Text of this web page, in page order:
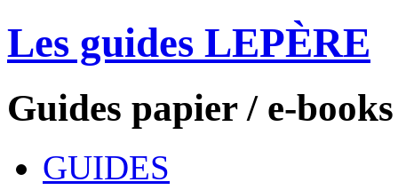
Les guides LEPÈRE
Guides papier / e-
GUIDES